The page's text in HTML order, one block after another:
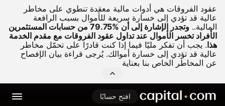
عقود الفروقات هي أدوات مالية معقدة تنطوي على مخاطر
عالية قد تؤدي إلى خسارة سريعة للأموال بسبب الرافعة
المالية..
وتجدر الإشارة إلى أن %79.75 من حسابات المستثمرين
الأفراد تخسر الأموال عند تداول عقود الفروقات مع مقدم الخدمة
هذا. يجب أن تفكر مليّا فيما إذا كنت قادرًا على تحمّل مخاطر
عالية قد تؤدي إلى خسارة أموالك. يُرجى قراءة بيان الإفصاح
عن المخاطر الخاص بنا بعناية
افتح حسابًا